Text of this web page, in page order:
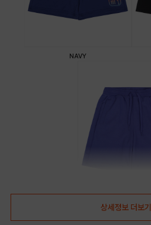
NAVY
PURPLE BLUE
상세정보 더보기